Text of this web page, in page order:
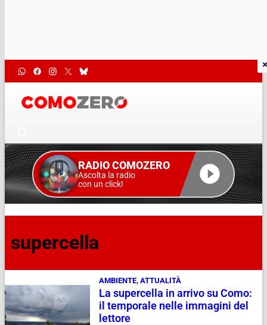
RADIO COMOZERO
Ascolta la radio
con un click!
supercella
AMBIENTE, ATTUALITÀ
La supercella in arrivo su Como:
il temporale nelle immagini del
lettore